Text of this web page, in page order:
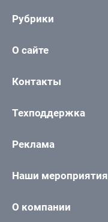
Рубрики
О сайте
Контакты
Техподдержка
Реклама
Наши мероприятия
О компании